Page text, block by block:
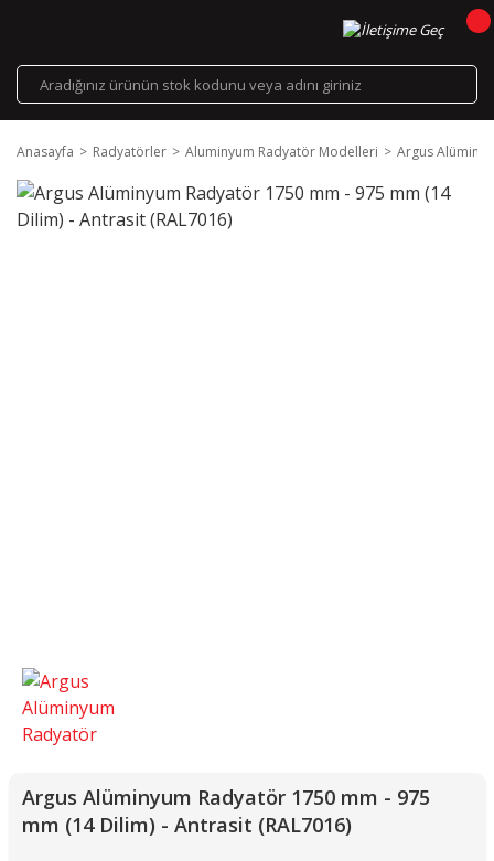
Anasayfa Radyatörler Aluminyum Radyatör Modelleri Argus
Argus Alüminyum Radyatör 1750 mm - 975
mm (14 Dilim) - Antrasit (RAL7016)